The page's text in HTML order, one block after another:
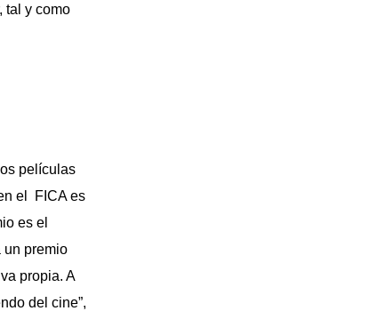
tal y como
películas
el FICA es
es el
un premio
propia. A
del cine”,